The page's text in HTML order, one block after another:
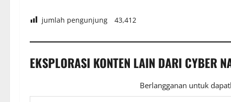
jumlah pengunjung 43,412
EKSPLORASI KONTEN LAIN DARI CYBER
Berlangganan untuk
Ketikkan email Anda...